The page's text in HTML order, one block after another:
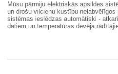
Mūsu pārmiju elektriskās apsildes
un drošu vilcienu kustību
sistēmas ieslēdzas automātiski -
datiem un temperatūras devēja